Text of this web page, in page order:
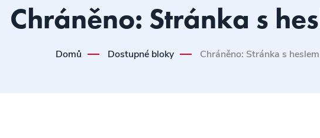
Chráněno: Stránka s
Domů Dostupné bloky Chráněno: Stránka s heslem